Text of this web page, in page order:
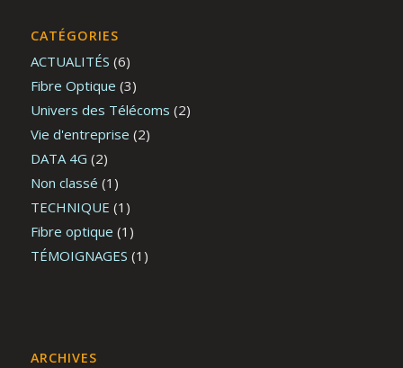
CATÉGORIES
ACTUALITÉS (6)
Fibre Optique (3)
Univers des Télécoms (2)
Vie d'entreprise (2)
DATA 4G (2)
Non classé (1)
TECHNIQUE (1)
Fibre optique (1)
TÉMOIGNAGES (1)
ARCHIVES